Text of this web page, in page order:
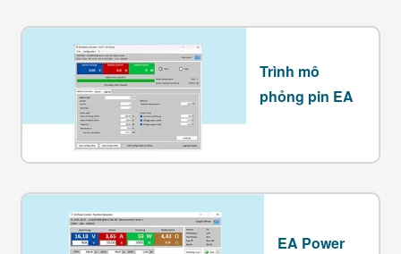
Trình mô
phỏng pin EA
EA Power